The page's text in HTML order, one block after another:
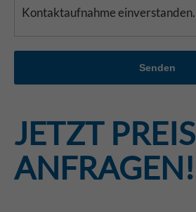
Kontaktaufnahme einverstanden.
Senden
JETZT PREIS
ANFRAGEN!